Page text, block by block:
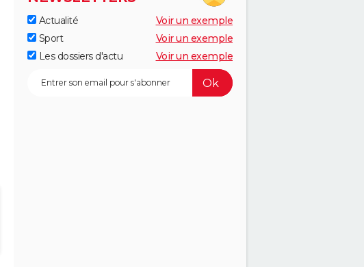
Actualité
Voir un exemple
Sport
Voir un exemple
Les dossiers d'actu
Voir un exemple